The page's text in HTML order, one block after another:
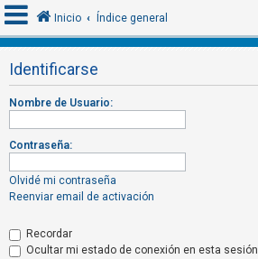
I
d
e
n
t
i
f
i
Inicio Índice general
Identificarse
Nombre de Usuario:
Contraseña:
Olvidé mi contraseña
Reenviar email de activación
Recordar
Ocultar mi estado de conexión en esta sesión